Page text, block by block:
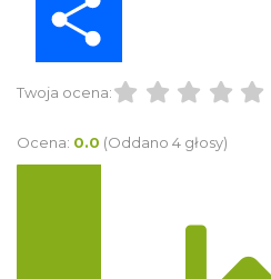
Twoja ocena:
Ocena: 0.0 (Oddano 4 głosy)